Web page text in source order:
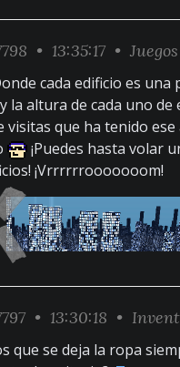
• 13:35:17 • Juegos
cada edificio es una
la altura de cada uno de
visitas que ha tenido
¡Puedes hasta volar
¡Vrrrrrrooooooom!
• 13:30:18 •
que se deja la ropa